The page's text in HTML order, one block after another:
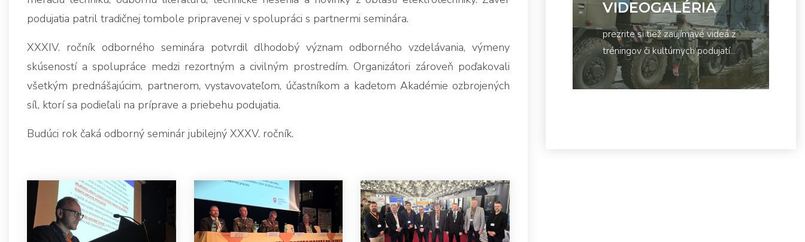
podujatia patril tradičnej tombole pripravenej v spolupráci s partnermi seminára.
XXXIV. ročník odborného seminára potvrdil dlhodobý význam odborného vzdelávania, výmeny
skúseností a spolupráce medzi rezortným a civilným prostredím. Organizátori zároveň poďakovali
všetkým prednášajúcim, partnerom, vystavovateľom, účastníkom a kadetom Akadémie ozbrojených
síl, ktorí sa podieľali na príprave a priebehu podujatia.
Budúci rok čaká odborný seminár jubilejný XXXV. ročník.
VIDEOGALÉRIA
prezrite si tiež zaujímavé videá z
tréningov či kultúrnych podujatí...